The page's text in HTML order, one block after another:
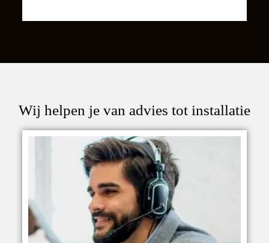
Wij helpen je van advies tot installatie